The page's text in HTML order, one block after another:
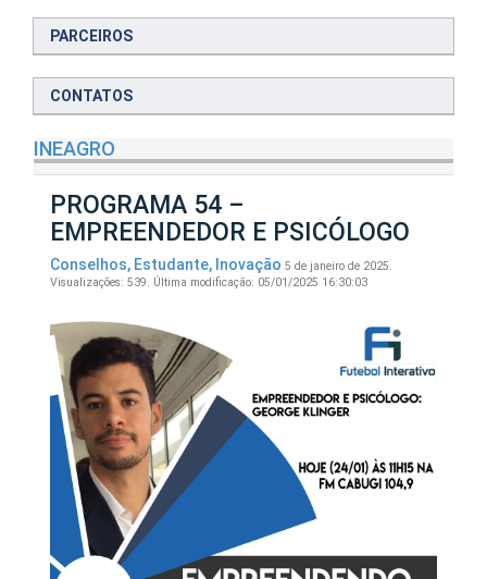
PARCEIROS
CONTATOS
INEAGRO
PROGRAMA 54 –
EMPREENDEDOR E PSICÓLOGO
Conselhos, Estudante, Inovação 5 de janeiro de 2025.
Visualizações: 539. Última modificação: 05/01/2025 16:30:03